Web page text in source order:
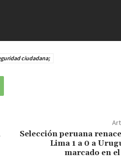
ciudadana;
Selección peruana
Lima 1 a 0 a
marcado en